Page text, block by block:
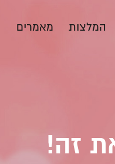
המלצות מאמרים
זה!